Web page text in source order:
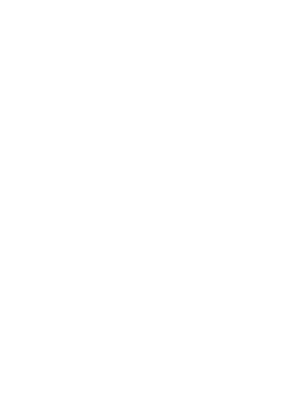
dificultad para tragar, falta de
a la espalda, náuseas, vómitos
ictericia, heces claras
dificultad para respirar
de otros medicamentos. Informe
de hipoglucemia)